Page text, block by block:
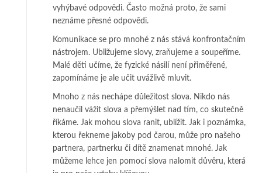
vyhýbavé odpovědi. Často možná proto, že sami
neznáme přesné odpovědi.
Komunikace se pro mnohé z nás stává konfrontačním
nástrojem. Ubližujeme slovy, zraňujeme a soupeříme.
Malé děti učíme, že fyzické násilí není přiměřené,
zapomínáme je ale učit uvážlivě mluvit.
Mnoho z nás nechápe důležitost slova. Nikdo nás
nenaučil vážit slova a přemýšlet nad tím, co skutečně
říkáme. Jak mohou slova ranit, ublížit. Jak i poznámka,
kterou řekneme jakoby pod čarou, může pro našeho
partnera, partnerku či dítě znamenat mnohé. Jak
můžeme lehce jen pomocí slova nalomit důvěru, která